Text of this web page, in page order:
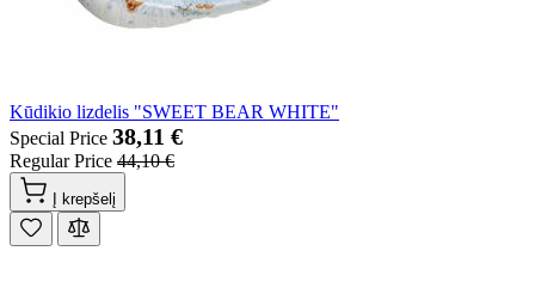
Kūdikio lizdelis "SWEET BEAR WHITE"
Special Price 38,11 €
Regular Price 44,10 €
Į krepšelį